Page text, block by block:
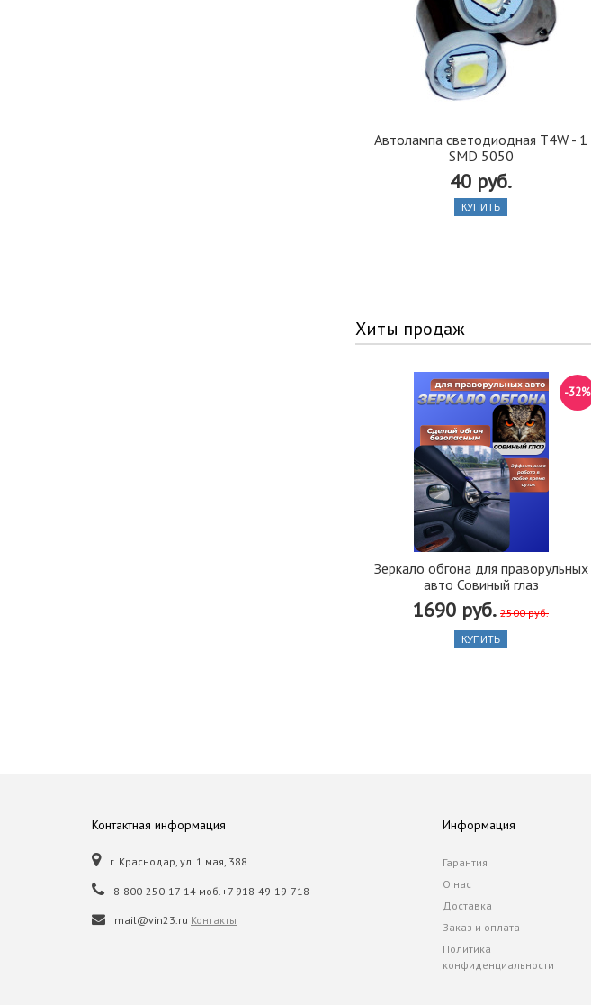
Автолампа светодиодная T4W - 1
SMD 5050
40 руб.
КУПИТЬ
Хиты продаж
Зеркало обгона для праворульных
авто Совиный глаз
1690 руб. 2500 руб.
-32%
КУПИТЬ
Контактная информация
г. Краснодар, ул. 1 мая, 388
8-800-250-17-14 моб.+7 918-49-19-718
mail@vin23.ru Контакты
Информация
Гарантия
О нас
Доставка
Заказ и оплата
Политика
конфиденциальности